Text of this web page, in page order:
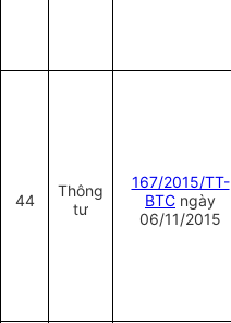
44
Thông
tư
167/2015/TT-
BTC ngày
06/11/2015